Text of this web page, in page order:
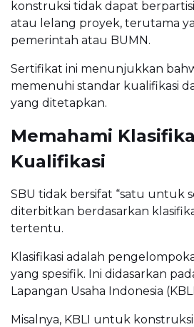
konstruksi tidak dapat
atau lelang proyek, terutama
pemerintah atau BUMN.
Sertifikat ini menunjukkan
memenuhi standar kualifikasi
yang ditetapkan.
Memahami
Kualifikasi
SBU tidak bersifat “satu untuk
diterbitkan berdasarkan
tertentu.
Klasifikasi adalah
yang spesifik. Ini didasarkan
Lapangan Usaha Indonesia
Misalnya, KBLI untuk